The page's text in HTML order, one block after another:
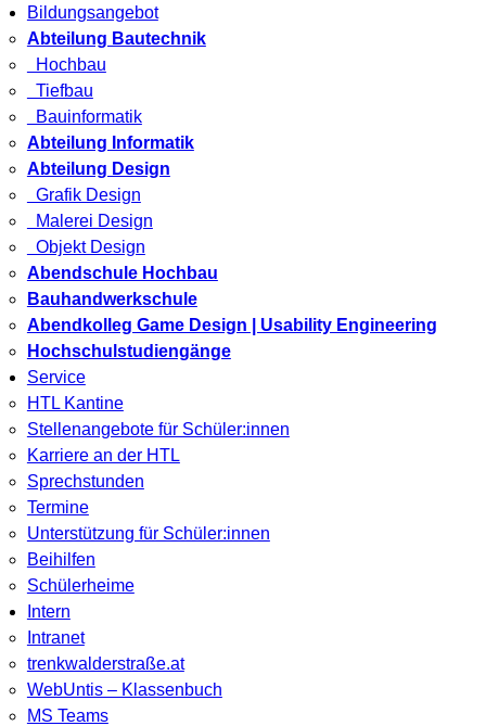
Bildungsangebot
Abteilung Bautechnik
Hochbau
Tiefbau
Bauinformatik
Abteilung Informatik
Abteilung Design
Grafik Design
Malerei Design
Objekt Design
Abendschule Hochbau
Bauhandwerkschule
Abendkolleg Game Design | Usability Engineering
Hochschulstudiengänge
Service
HTL Kantine
Stellenangebote für Schüler:innen
Karriere an der HTL
Sprechstunden
Termine
Unterstützung für Schüler:innen
Beihilfen
Schülerheime
Intern
Intranet
trenkwalderstraße.at
WebUntis – Klassenbuch
MS Teams